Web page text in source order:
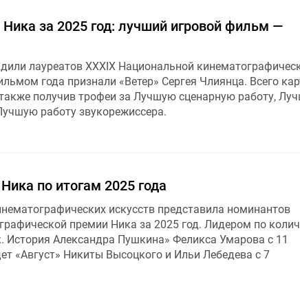
за 2025 год: лучший игровой фильм —
лауреатов XXXIX Национальной
года признали «Ветер» Сергея Члиянца. Всего
получив трофеи за Лучшую сценарную работу,
работу звукорежиссера.
по итогам 2025 года
искусств представила номинантов
премии Ника за 2025 год. Лидером по
История Александра Пушкина» Феликса Умарова с 11
«Август» Никиты Высоцкого и Ильи Лебедева с 7